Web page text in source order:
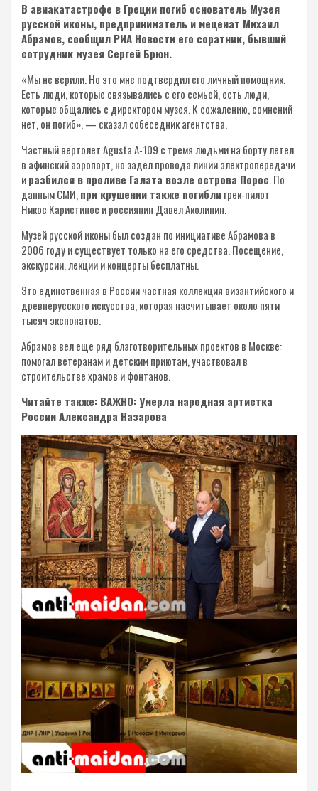
В авиакатастрофе в Греции погиб основатель Музея
русской иконы, предприниматель и меценат Михаил
Абрамов, сообщил РИА Новости его соратник, бывший
сотрудник музея Сергей Брюн.
«Мы не верили. Но это мне подтвердил его личный помощник.
Есть люди, которые связывались с его семьей, есть люди,
которые общались с директором музея. К сожалению, сомнений
нет, он погиб», — сказал собеседник агентства.
Частный вертолет Agusta A-109 с тремя людьми на борту летел
в афинский аэропорт, но задел провода линии электропередачи
иразбился в проливе Галата возле острова Порос. По
данным СМИ, при крушении также погиблигрек-пилот
Никос Каристинос и россиянин Давел Аколинин.
Музей русской иконы был создан по инициативе Абрамова в
2006 году и существует только на его средства. Посещение,
экскурсии, лекции и концерты бесплатны.
Это единственная в России частная коллекция византийского и
древнерусского искусства, которая насчитывает около пяти
тысяч экспонатов.
Абрамов вел еще ряд благотворительных проектов в Москве:
помогал ветеранам и детским приютам, участвовал в
строительстве храмов и фонтанов.
Читайте также: ВАЖНО: Умерла народная артистка
России Александра Назарова